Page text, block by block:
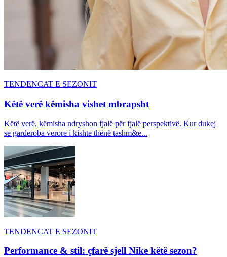
TENDENCAT E SEZONIT
Këtë verë këmisha vishet mbrapsht
Këtë verë, këmisha ndryshon fjalë për fjalë perspektivë. Kur dukej
se garderoba verore i kishte thënë tashm&e...
TENDENCAT E SEZONIT
Performance & stil: çfarë sjell Nike këtë sezon?